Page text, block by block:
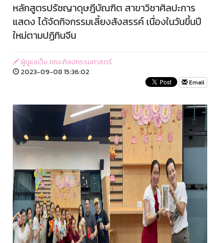
หลักสูตรปรัชญาดุษฎีบัณฑิต สาขาวิชาศิลปะการ
แสดง ได้จัดกิจกรรมเลี้ยงสังสรรค์ เนื่องในวันขึ้นปี
ใหม่ตามปฏิทินจีน
ผู้ดูแลเว็บ คณะศิลปกรรมศาสตร์
2023-09-08 15:36:02
Email